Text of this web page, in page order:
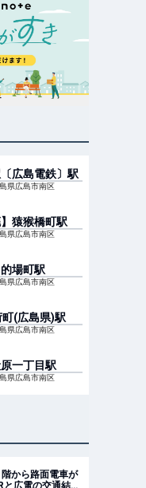
広島電鉄〕駅
県広島市南区
】猿猴橋町駅
県広島市南区
的場町駅
県広島市南区
町(広島県)駅
県広島市南区
一丁目駅
県広島市南区
から路面電車が